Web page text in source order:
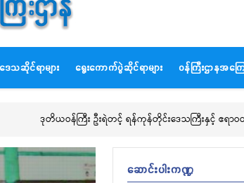
ေသဆိုင်ရာများ ရွေးကောက်ပွဲဆိုင်ရာများ ဝန်ကြီးဌာနအကြေ
ပ်ငန်းများ ကြည့်ရှုစစ်ဆေး
ဒေသခံပြည်သူများနှင့် ကျောင်
ပဲခူးတိုင်းဒေသကြီး လူဝင်မှု
များက ဒေသခံပြည်သူများ
UID ကောက်ယူမှုတို့ကို ဆေ
ဆောင်းပါးကဏ္ဍ